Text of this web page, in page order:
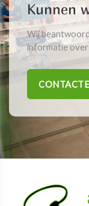
Kunnen
Wij
informatie